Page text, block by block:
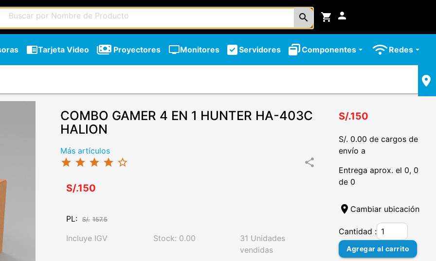
search shopping_cart person
chrome_reader_modeTarjeta Video Proyectores tvMonitores Servidores Componentesarrow_drop_down Redes arrow_drop_down
COMBO GAMER 4 EN 1 HUNTER HA-403C
HALION
Más artículos
star star star star star_border share
S/.150
PL: S/. 157.5
Incluye IGV Stock: 0.00
31 Unidades
vendidas
S/.150
S/. 0.00 de cargos de
envío a
Entrega aprox. el 0, 0
de 0
location_on Cambiar ubicación
Cantidad :
Agregar al carrito